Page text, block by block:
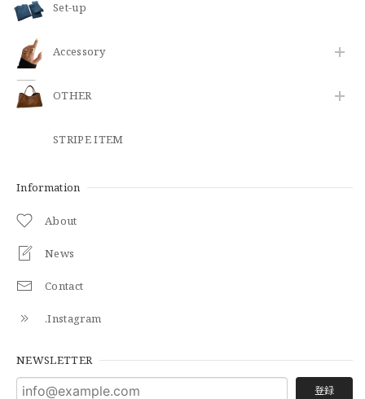
Set-up
​Accessory
OTHER
STRIPE ITEM
Information
About
News
Contact
.Instagram
NEWSLETTER
登録